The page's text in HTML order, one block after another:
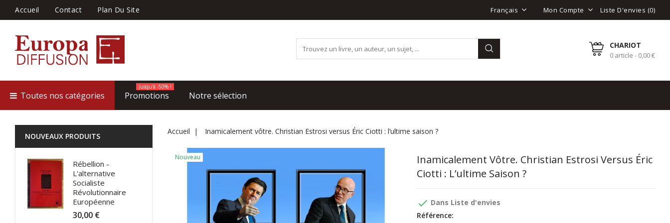
Accueil Contact Plan Du Site Français Mon Compte Liste D'envies (0)
CHARIOT
0 article - 0,00 €
Toutes nos catégories Promotions
Jusqu'à -50% !
Notre sélection
NOUVEAUX PRODUITS
Rébellion -
L'alternative
Socialiste
Révolutionnaire
Européenne
30,00 €
Accueil Inamicalement vôtre. Christian Estrosi versus Éric Ciotti : l’ultime saison ?
Nouveau
Inamicalement Vôtre. Christian Estrosi Versus Éric
Ciotti : L’ultime Saison ?
done Dans Liste d'envies
Référence: